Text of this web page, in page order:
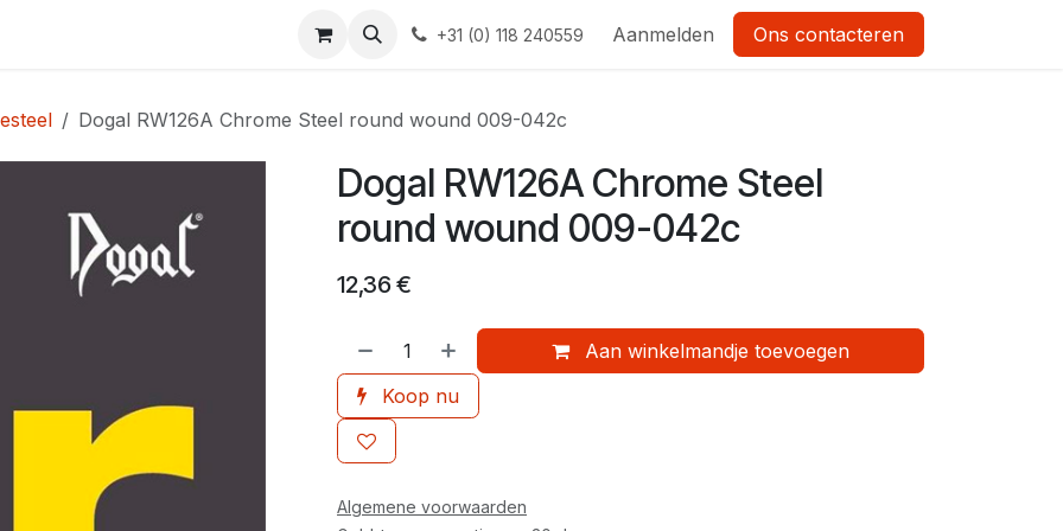
Bass Blog Contact
+31 (0) 118 240559 Aanmelden Ons contacteren
Dogal RW126A Chrome Steel round wound 009-042c
Dogal RW126A Chrome Steel
round wound 009-042c
12,36 €
Aan winkelmandje toevoegen
Koop nu
Algemene voorwaarden